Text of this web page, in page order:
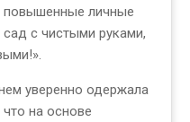
повышенные личные
с чистыми руками,
уверенно одержала
на основе